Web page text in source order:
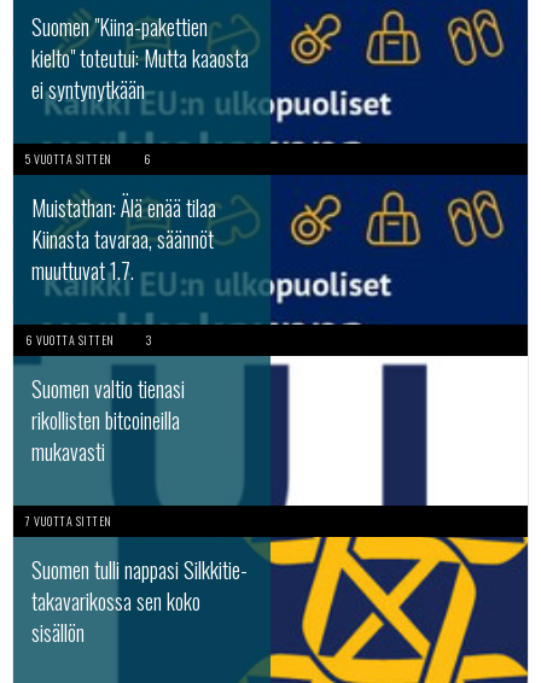
Suomen "Kiina-pakettien
kielto" toteutui: Mutta kaaosta
ei syntynytkään
5 VUOTTA SITTEN 6
Muistathan: Älä enää tilaa
Kiinasta tavaraa, säännöt
muuttuvat 1.7.
6 VUOTTA SITTEN 3
Suomen valtio tienasi
rikollisten bitcoineilla
mukavasti
7 VUOTTA SITTEN
Suomen tulli nappasi Silkkitie-
takavarikossa sen koko
sisällön